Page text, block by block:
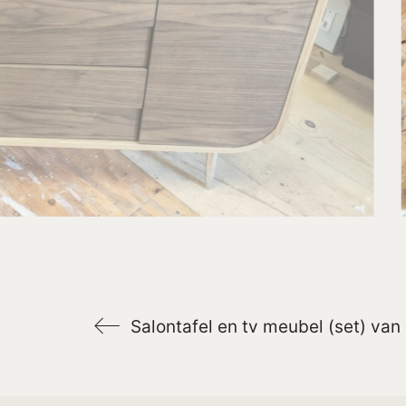
Salontafel en tv meubel (set) van